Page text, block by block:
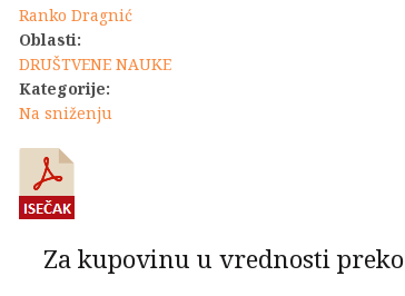
Ranko Dragnić
Oblasti:
DRUŠTVENE NAUKE
Kategorije:
Na sniženju
Za kupovinu u vrednosti preko